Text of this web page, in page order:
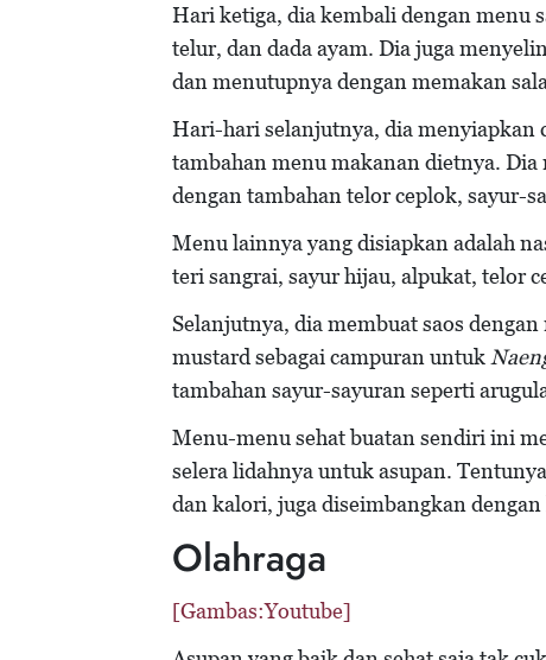
Hari ketiga, dia kembali dengan menu
telur, dan dada ayam. Dia juga
dan menutupnya dengan memakan
Hari-hari selanjutnya, dia menyiapkan
tambahan menu makanan dietnya.
dengan tambahan telor ceplok, sayur-
Menu lainnya yang disiapkan adalah
teri sangrai, sayur hijau, alpukat, telor
Selanjutnya, dia membuat saos
mustard sebagai campuran untuk
tambahan sayur-sayuran seperti
Menu-menu sehat buatan sendiri ini
selera lidahnya untuk asupan.
dan kalori, juga diseimbangkan
Olahraga
[Gambas:Youtube]